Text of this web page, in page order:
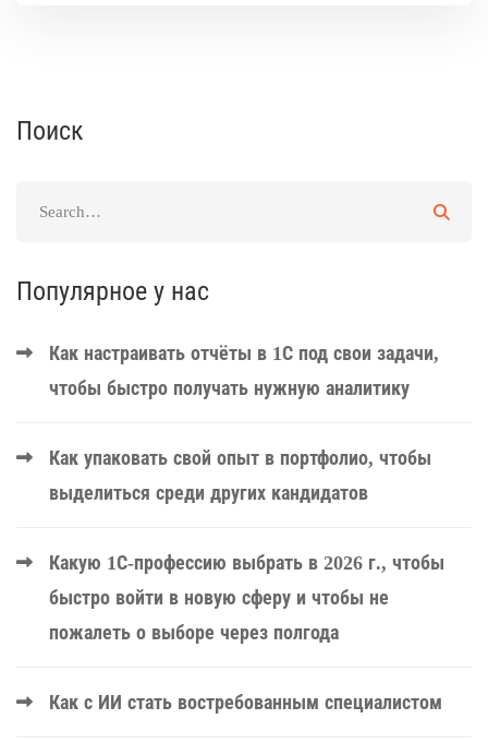
Поиск
Популярное у нас
Как настраивать отчёты в 1С под свои задачи,
чтобы быстро получать нужную аналитику
Как упаковать свой опыт в портфолио, чтобы
выделиться среди других кандидатов
Какую 1С-профессию выбрать в 2026 г., чтобы
быстро войти в новую сферу и чтобы не
пожалеть о выборе через полгода
Как с ИИ стать востребованным специалистом